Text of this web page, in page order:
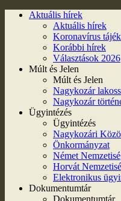
Aktuális hírek
Aktuális hírek
Koronavírus
Korábbi hírek
Választások 2026
Múlt és Jelen
Múlt és Jelen
Nagykozár
Nagykozár
Ügyintézés
Ügyintézés
Nagykozári
Önkormányzat
Német
Horvát
Elektronikus
Dokumentumtár
Dokumentumtár